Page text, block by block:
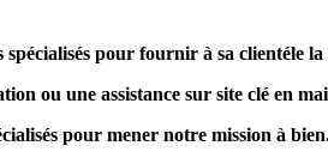
spécialisés pour fournir à sa clientéle
ou une assistance sur site clé en
pour mener notre mission à